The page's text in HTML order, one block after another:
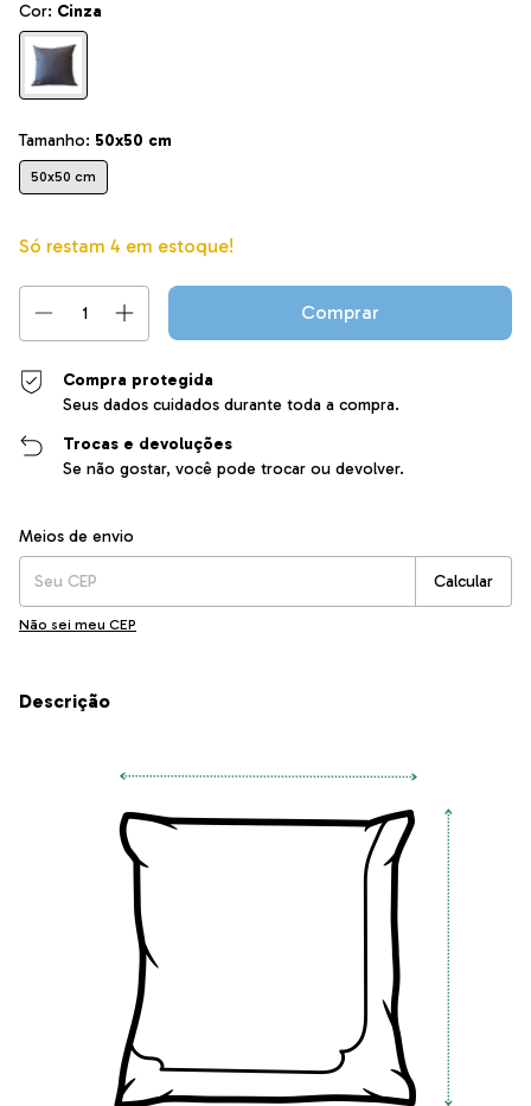
Cor: Cinza
Tamanho: 50x50 cm
50x50 cm
Só restam 4 em estoque!
Compra protegida
Seus dados cuidados durante toda a compra.
Trocas e devoluções
Se não gostar, você pode trocar ou devolver.
Entregas para o CEP:
Meios de envio
Calcular
Não sei meu CEP
Descrição